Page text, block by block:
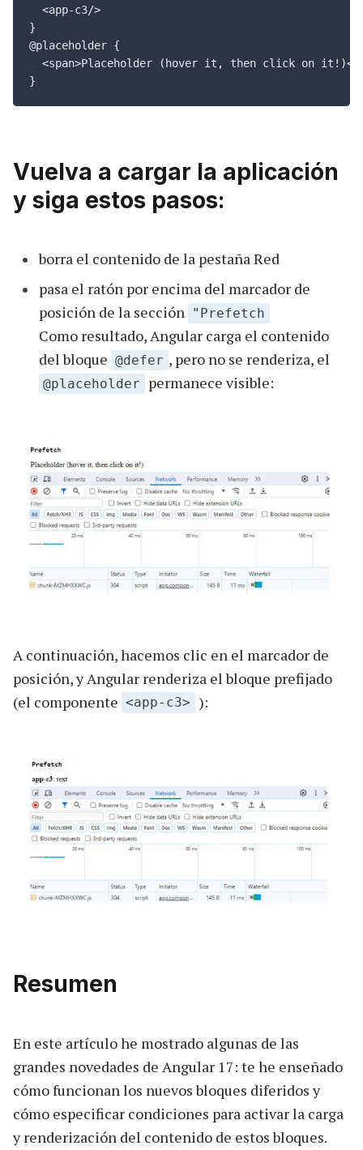
  <app-c3/>
}
@placeholder {
<span>Placeholder (hover it, then click on it!)</
}
Vuelva a cargar la aplicación
y siga estos pasos:
borra el contenido de la pestaña Red
pasa el ratón por encima del marcador de
posición de la sección "Prefetch
Como resultado, Angular carga el contenido
del bloque @defer , pero no se renderiza, el
@placeholder permanece visible:
A continuación, hacemos clic en el marcador de
posición, y Angular renderiza el bloque prefijado
(el componente <app-c3> ):
Resumen
En este artículo he mostrado algunas de las
grandes novedades de Angular 17: te he enseñado
cómo funcionan los nuevos bloques diferidos y
cómo especificar condiciones para activar la carga
y renderización del contenido de estos bloques.